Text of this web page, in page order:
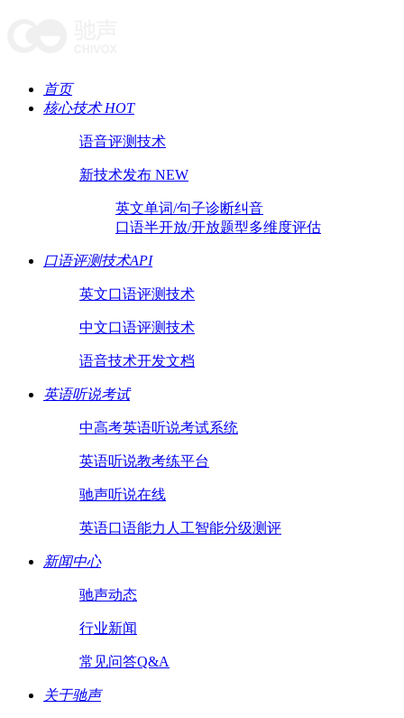
首页
核心技术 HOT
语音评测技术
新技术发布 NEW
英文单词/句子诊断纠音
口语半开放/开放题型多维度评估
口语评测技术API
英文口语评测技术
中文口语评测技术
语音技术开发文档
英语听说考试
中高考英语听说考试系统
英语听说教考练平台
驰声听说在线
英语口语能力人工智能分级测评
新闻中心
驰声动态
行业新闻
常见问答Q&A
关于驰声